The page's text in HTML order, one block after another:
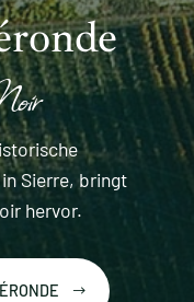
Sierre, bringt
hervor.